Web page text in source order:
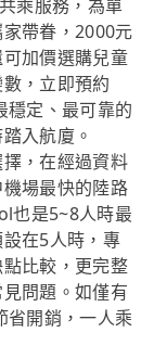
乘服務，為單
帶眷，2000元
加價選購兒童
，立即預約
定、最可靠的
入航廈。
，在經過資料
場最快的陸路
也是5~8人時最
在5人時，專
比較，更完整
問題。如僅有
開銷，一人乘